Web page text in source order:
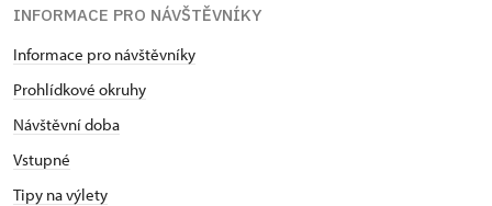
INFORMACE PRO NÁVŠTĚVNÍKY
Informace pro návštěvníky
Prohlídkové okruhy
Návštěvní doba
Vstupné
Tipy na výlety